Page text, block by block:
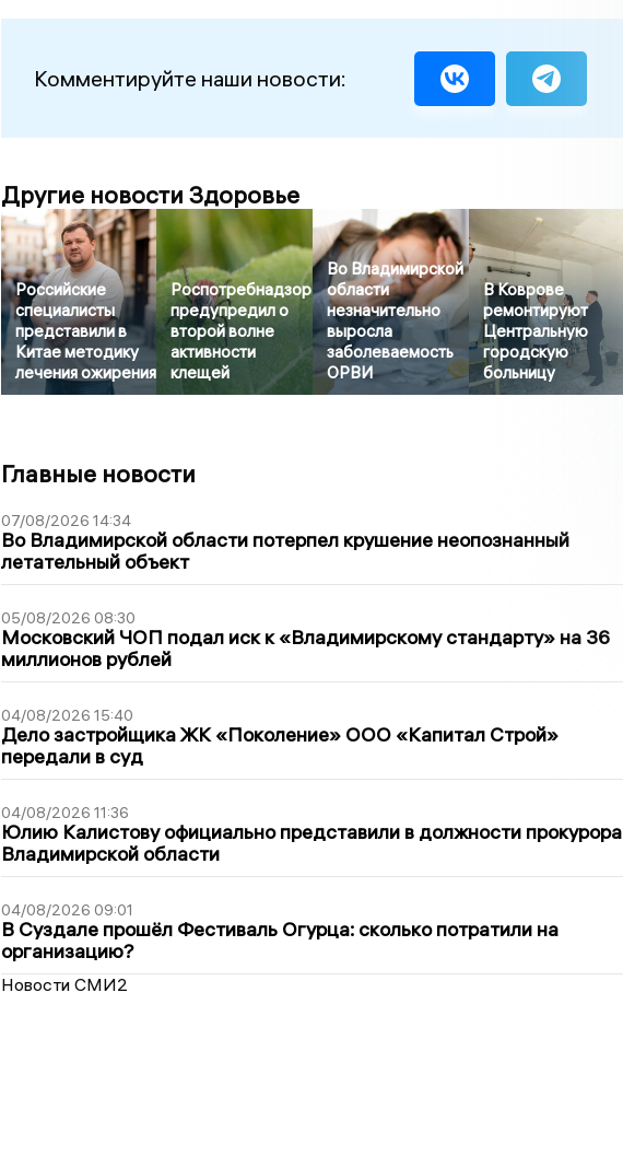
Комментируйте наши новости:
Другие новости Здоровье
Российские
специалисты
представили в
Китае методику
лечения ожирения
Роспотребнадзор
предупредил о
второй волне
активности
клещей
Во Владимирской
области
незначительно
выросла
заболеваемость
ОРВИ
В Коврове
ремонтируют
Центральную
городскую
больницу
Главные новости
07/08/2026 14:34
Во Владимирской области потерпел крушение неопознанный
летательный объект
05/08/2026 08:30
Московский ЧОП подал иск к «Владимирскому стандарту» на 36
миллионов рублей
04/08/2026 15:40
Дело застройщика ЖК «Поколение» ООО «Капитал Строй»
передали в суд
04/08/2026 11:36
Юлию Калистову официально представили в должности прокурора
Владимирской области
04/08/2026 09:01
В Суздале прошёл Фестиваль Огурца: сколько потратили на
организацию?
Новости СМИ2